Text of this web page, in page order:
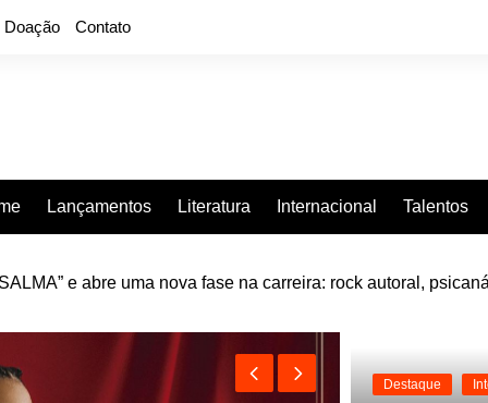
Doação Contato
Lançamentos Literatura Internacional Talentos
e abre uma nova fase na carreira: rock autoral,
“Projeção”, de 2010, nas plataformas digitais
Destaque